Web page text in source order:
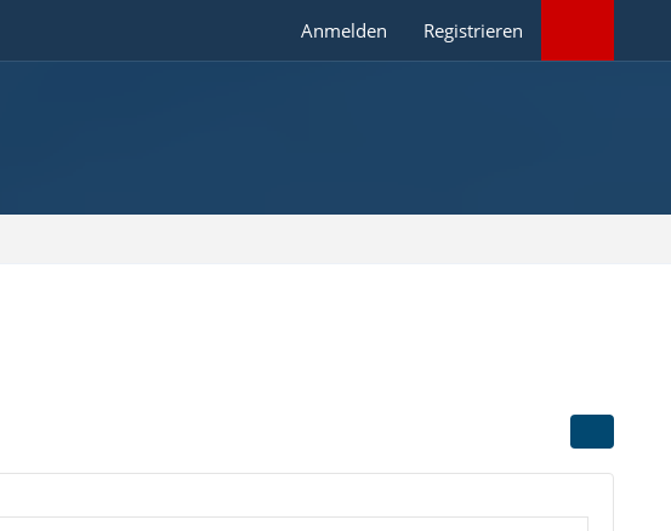
Anmelden Registrieren